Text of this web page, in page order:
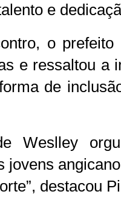
e
o
e ressaltou a
de
Weslley
jovens
destacou